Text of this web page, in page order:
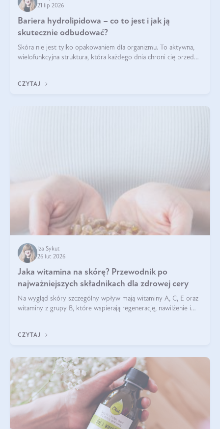
21 lip 2026
Bariera hydrolipidowa – co to jest i jak ją
skutecznie odbudować?
Skóra nie jest tylko opakowaniem dla organizmu. To aktywna,
wielofunkcyjna struktura, która każdego dnia chroni cię przed
bariera hydrolipidowa.
CZYTAJ
Iza Sykut
26 lut 2026
Jaka witamina na skórę? Przewodnik po
najważniejszych składnikach dla zdrowej cery
Na wygląd skóry szczególny wpływ mają witaminy A, C, E oraz
witaminy z grupy B, które wspierają regenerację, nawilżenie i
CZYTAJ